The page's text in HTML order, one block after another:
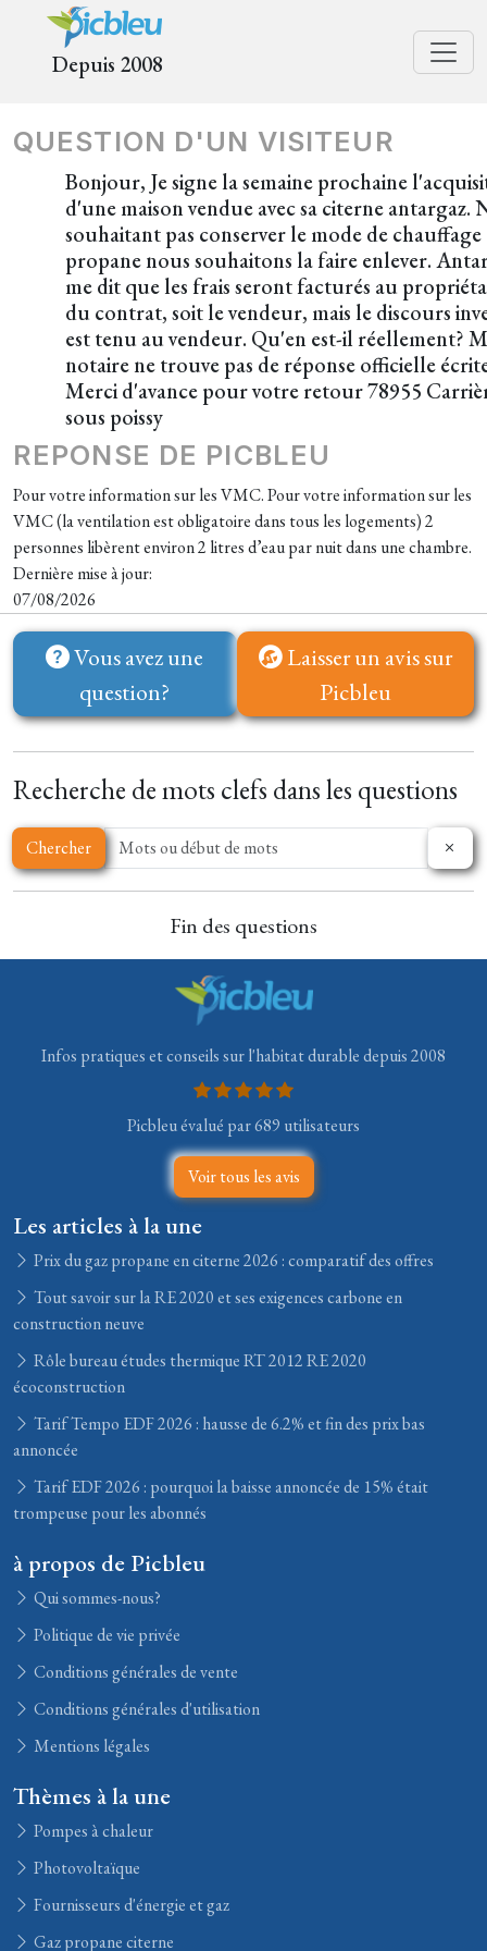
Depuis 2008
QUESTION D'UN VISITEUR
Bonjour, Je signe la semaine prochaine
d'une maison vendue avec sa citerne antargaz.
souhaitant pas conserver le mode de chauffage
propane nous souhaitons la faire enlever.
me dit que les frais seront facturés au
du contrat, soit le vendeur, mais le discours
est tenu au vendeur. Qu'en est-il réellement?
notaire ne trouve pas de réponse officielle
Merci d'avance pour votre retour 78955
sous poissy
REPONSE DE PICBLEU
Pour votre information sur les VMC. Pour votre information sur les
VMC (la ventilation est obligatoire dans tous les logements) 2
personnes libèrent environ 2 litres d’eau par nuit dans une chambre.
Dernière mise à jour:
07/08/2026
Vous avez une
question?
Laisser un avis sur
Picbleu
Recherche de mots clefs dans les questions
Chercher
Fin des questions
Infos pratiques et conseils sur l'habitat durable depuis 2008
Picbleu évalué par 689 utilisateurs
Voir tous les avis
Les articles à la une
Prix du gaz propane en citerne 2026 : comparatif des offres
Tout savoir sur la RE 2020 et ses exigences carbone en
construction neuve
Rôle bureau études thermique RT 2012 RE 2020
écoconstruction
Tarif Tempo EDF 2026 : hausse de 6.2% et fin des prix bas
annoncée
Tarif EDF 2026 : pourquoi la baisse annoncée de 15% était
trompeuse pour les abonnés
à propos de Picbleu
Qui sommes-nous?
Politique de vie privée
Conditions générales de vente
Conditions générales d'utilisation
Mentions légales
Thèmes à la une
Pompes à chaleur
Photovoltaïque
Fournisseurs d'énergie et gaz
Gaz propane citerne